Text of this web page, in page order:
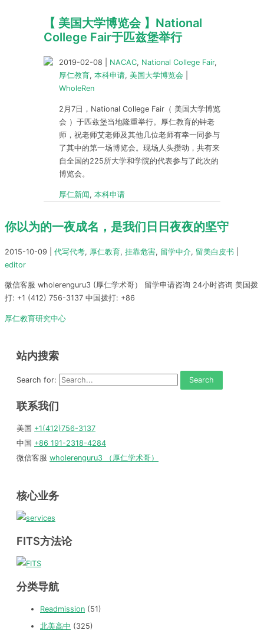
【 美国大学博览会 】National
College Fair于匹兹堡举行
2019-02-08 NACAC, National College Fair,
厚仁教育, 本科申请, 美国大学博览会
WholeRen
2月7日，National College Fair（ 美国大学博览
会 ）于匹兹堡当地隆重举行。厚仁教育的钟老
师，祝老师艾老师及其他几位老师有幸一同参与
了其中的第一场博览会。现场人头攒动，共有来
自全国的225所大学和学院的代表参与了此次的
博览会。
厚仁新闻, 本科申请
你以为的一夜成名，是我们日日夜夜的坚守
2015-10-09 代写代考, 厚仁教育, 挂靠危害, 留学中介, 留美白皮书
editor
微信客服 wholerenguru3 (厚仁学术哥） 留学申请咨询 24小时咨询 美国拨
打: +1 (412) 756-3137 中国拨打: +86
厚仁教育研究中心
站内搜索
Search for:
联系我们
美国 +1(412)756-3137
中国 +86 191-2318-4284
微信客服 wholerenguru3 （厚仁学术哥）
核心业务
FITS方法论
分类导航
Readmission (51)
北美高中 (325)